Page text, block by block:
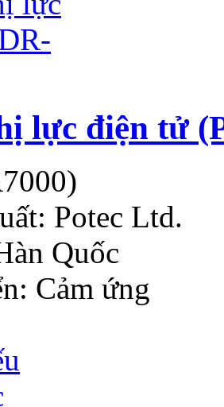
lực điện tử
)
Potec Ltd.
Quốc
Cảm ứng